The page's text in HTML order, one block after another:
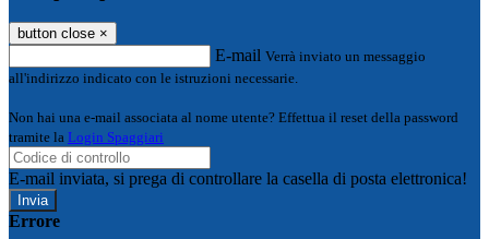
button close ×
E-mail Verrà inviato un messaggio
all'indirizzo indicato con le istruzioni necessarie.
Non hai una e-mail associata al nome utente? Effettua il reset della password
tramite la Login Spaggiari
E-mail inviata, si prega di controllare la casella di posta elettronica!
Errore